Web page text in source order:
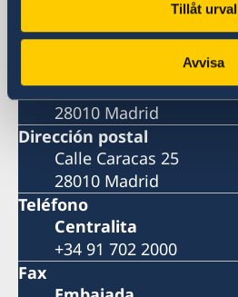
Tillåt urval
Avvisa
Embajada
Calle Caracas 25
28010 Madrid
Dirección postal
Calle Caracas 25
28010 Madrid
Teléfono
Centralita
+34 91 702 2000
Fax